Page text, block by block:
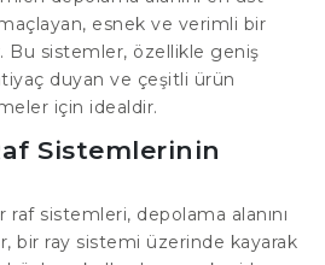
esnek ve verimli bir
Bu sistemler, özellikle geniş
duyan ve çeşitli ürün
için idealdir.
Sistemlerinin
raf sistemleri, depolama alanını
bir ray sistemi üzerinde kayarak